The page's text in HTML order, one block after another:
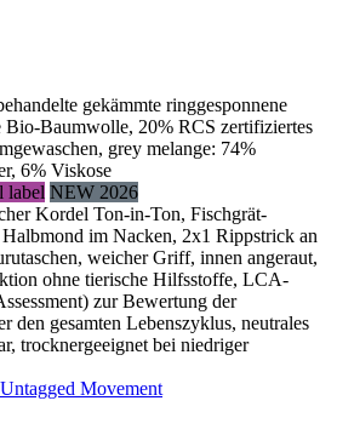
gekämmte ringgesponnene
Baumwolle, 20% RCS zertifiziertes
grey melange: 74%
6% Viskose
label NEW 2026
Kordel Ton-in-Ton, Fischgrät-
im Nacken, 2x1 Rippstrick an
weicher Griff, innen angeraut,
ohne tierische Hilfsstoffe, LCA-
zur Bewertung der
den gesamten Lebenszyklus, neutrales
trocknergeeignet bei niedriger
Movement